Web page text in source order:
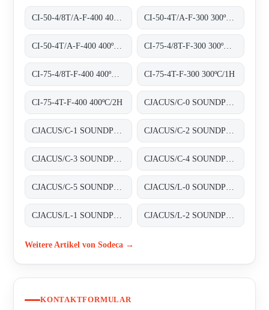
CI-75-4T-F-300 300ºC/1H
CI-75-4T-F-400 400ºC/2H
Weitere Artikel von Sodeca →
KONTAKTFORMULAR